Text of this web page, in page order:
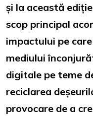
și la această
scop principal
impactului pe
mediului
digitale pe teme
reciclarea
provocare de a